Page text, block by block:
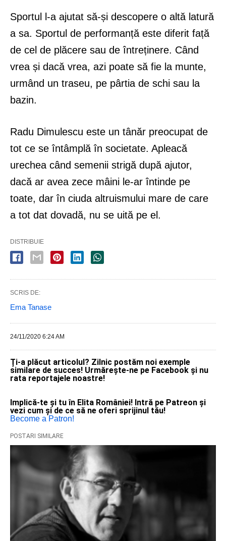
Sportul l-a ajutat să-și descopere o altă latură
a sa. Sportul de performanță este diferit față
de cel de plăcere sau de întreținere. Când
vrea și dacă vrea, azi poate să fie la munte,
urmând un traseu, pe pârtia de schi sau la
bazin.
Radu Dimulescu este un tânăr preocupat de
tot ce se întâmplă în societate. Apleacă
urechea când semenii strigă după ajutor,
dacă ar avea zece mâini le-ar întinde pe
toate, dar în ciuda altruismului mare de care
a tot dat dovadă, nu se uită pe el.
DISTRIBUIE
SCRIS DE:
Ema Tanase
24/11/2020 6:24 AM
Ți-a plăcut articolul? Zilnic postăm noi exemple
similare de succes! Urmărește-ne pe Facebook și nu
rata reportajele noastre!
Implică-te și tu în Elita României! Intră pe Patreon și
vezi cum și de ce să ne oferi sprijinul tău!
Become a Patron!
POSTARI SIMILARE